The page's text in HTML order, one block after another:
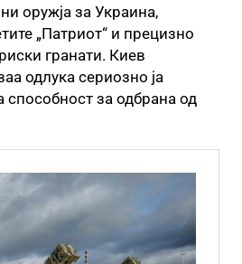
оружја за Украина,
„Патриот“ и прецизно
гранати. Киев
одлука сериозно ја
способност за одбрана од